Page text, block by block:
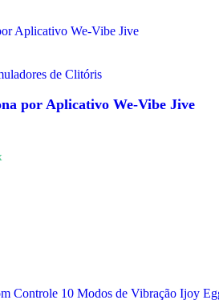
de Clitóris
por Aplicativo We-Vibe Jive